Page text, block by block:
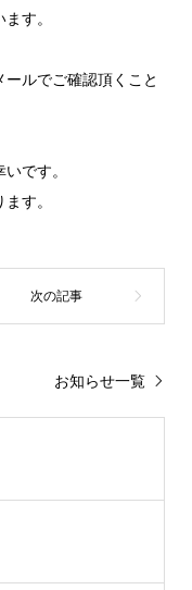
す。
ルでご確認頂くこと
です。
す。
お知らせ一覧